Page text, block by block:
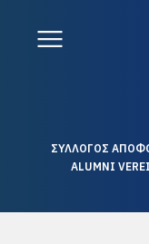
ΣΥΛΛΟΓΟΣ
ALUMNI